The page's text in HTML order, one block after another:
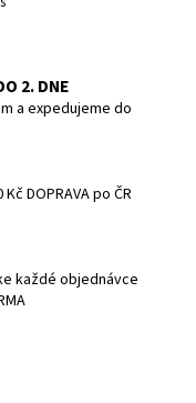
2. DNE
a expedujeme do
DOPRAVA po ČR
každé objednávce